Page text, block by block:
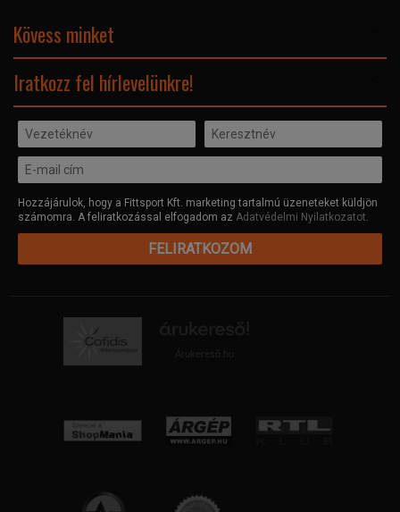
Adatvédelmi nyilatkozat
Kövess minket
Iratkozz fel hírlevelünkre!
Hozzájárulok, hogy a Fittsport Kft. marketing tartalmú üzeneteket küldjön
számomra. A feliratkozással elfogadom az Adatvédelmi Nyilatkozatot.
FELIRATKOZOM